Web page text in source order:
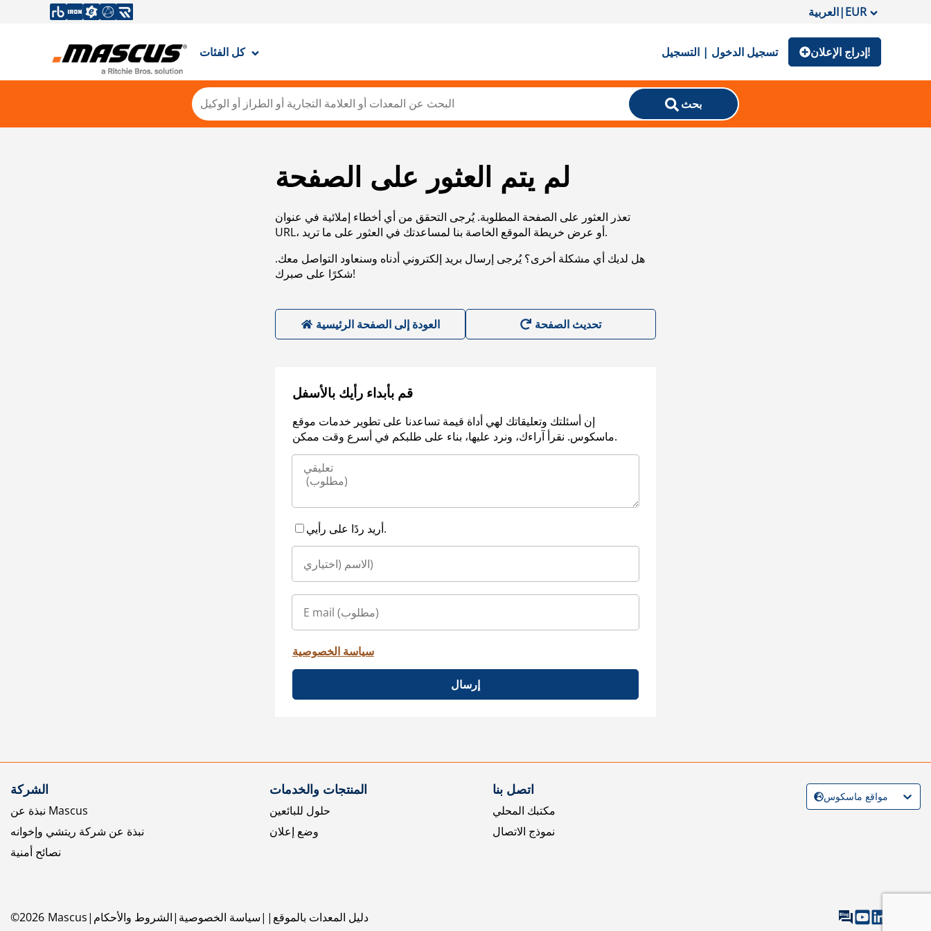
العربية|EUR
كل الفئات تسجيل الدخول | التسجيل إدراج الإعلان!
بحث
لم يتم العثور على الصفحة
تعذر العثور على الصفحة المطلوبة. يُرجى التحقق من أي أخطاء إملائية في عنوان
URL، أو عرض خريطة الموقع الخاصة بنا لمساعدتك في العثور على ما تريد.
هل لديك أي مشكلة أخرى؟ يُرجى إرسال بريد إلكتروني أدناه وسنعاود التواصل معك.
شكرًا على صبرك!
العودة إلى الصفحة الرئيسية
قم بأبداء رأيك بالأسفل
إن أسئلتك وتعليقاتك لهي أداة قيمة تساعدنا على تطوير خدمات موقع
ماسكوس. نقرأ آراءك، ونرد عليها، بناء على طلبكم في أسرع وقت ممكن.
أريد ردًا على رأيي.
سياسة الخصوصية
إرسال
الشركة
نبذة عن Mascus
نبذة عن شركة ريتشي وإخوانه
نصائح أمنية
المنتجات والخدمات
حلول للبائعين
وضع إعلان
اتصل بنا
مكتبك المحلي
نموذج الاتصال
©2026 Mascus الشروط والأحكام سياسة الخصوصية دليل المعدات بالموقع
مواقع ماسكوس